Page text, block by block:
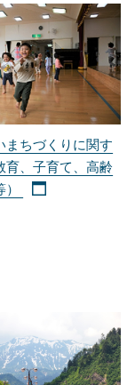
まちづくりに関す
育、子育て、高齢
）